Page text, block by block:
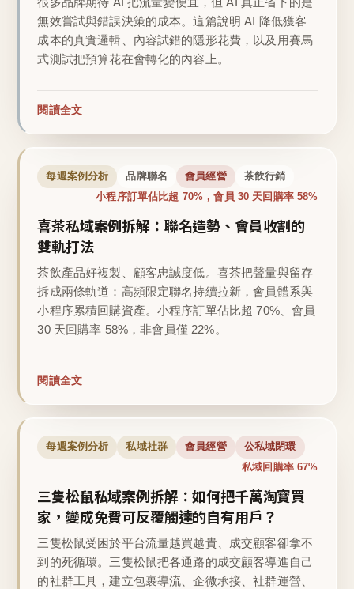
無效嘗試與錯誤決策的成本。這篇說明 AI 降低獲客
成本的真實邏輯、內容試錯的隱形花費，以及用賽馬
式測試把預算花在會轉化的內容上。
閱讀全文
每週案例分析 品牌聯名 會員經營 茶飲行銷
小程序訂單佔比超 70%，會員 30 天回購率 58%
喜茶私域案例拆解：聯名造勢、會員收割的
雙軌打法
茶飲產品好複製、顧客忠誠度低。喜茶把聲量與留存
拆成兩條軌道：高頻限定聯名持續拉新，會員體系與
小程序累積回購資產。小程序訂單佔比超 70%、會員
30 天回購率 58%，非會員僅 22%。
閱讀全文
每週案例分析 私域社群 會員經營 公私域閉環
私域回購率 67%
三隻松鼠私域案例拆解：如何把千萬淘寶買
家，變成免費可反覆觸達的自有用戶？
三隻松鼠受困於平台流量越買越貴、成交顧客卻拿不
到的死循環。三隻松鼠把各通路的成交顧客導進自己
的社群工具，建立包裹導流、企微承接、社群運營、